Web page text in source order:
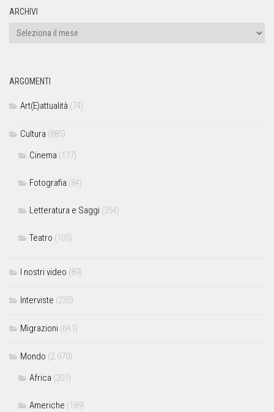
ARCHIVI
ARGOMENTI
Art(E)attualità (74)
Cultura (885)
Cinema (177)
Fotografia (84)
Letteratura e Saggi (254)
Teatro (105)
I nostri video (89)
Interviste (235)
Migrazioni (641)
Mondo (2.970)
Africa (201)
Americhe (189)